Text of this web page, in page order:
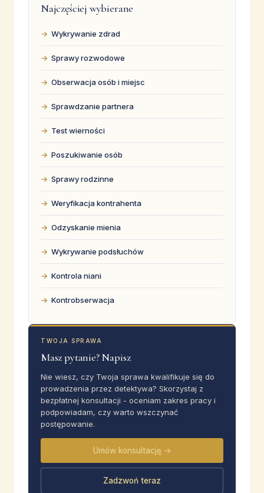
Najczęściej wybierane
Wykrywanie zdrad
Sprawy rozwodowe
Obserwacja osób i miejsc
Sprawdzanie partnera
Test wierności
Poszukiwanie osób
Sprawy rodzinne
Weryfikacja kontrahenta
Odzyskanie mienia
Wykrywanie podsłuchów
Kontrola niani
Kontrobserwacja
TWOJA SPRAWA
Masz pytanie? Napisz
Nie wiesz, czy Twoja sprawa kwalifikuje się do
prowadzenia przez detektywa? Skorzystaj z
bezpłatnej konsultacji - oceniam zakres pracy i
podpowiadam, czy warto wszczynać
postępowanie.
Umów konsultację →
Zadzwoń teraz